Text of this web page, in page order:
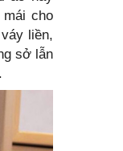
cho
liền,
sở lẫn